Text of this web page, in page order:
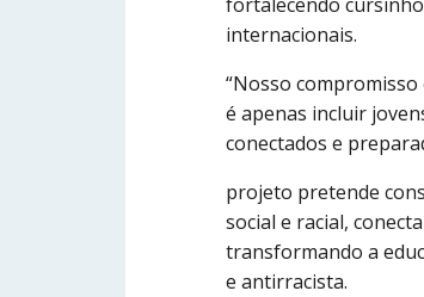
internacionais.
“Nosso
é apenas incluir
conectados e
projeto pretende
social e racial,
transformando a
e antirracista.